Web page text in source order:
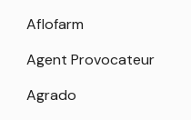
Aflofarm
Agent Provocateur
Agrado